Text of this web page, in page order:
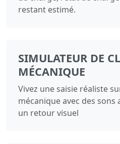
restant estimé.
SIMULATEUR DE
MÉCANIQUE
Vivez une saisie réaliste
mécanique avec des
un retour visuel